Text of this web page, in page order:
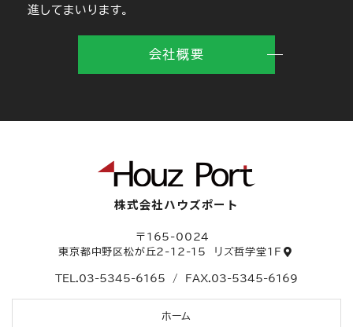
進してまいります。
会社概要
株式会社ハウズポート
〒165-0024
東京都中野区松が丘2-12-15 リズ哲学堂1F
TEL.03-5345-6165 / FAX.03-5345-6169
ホーム